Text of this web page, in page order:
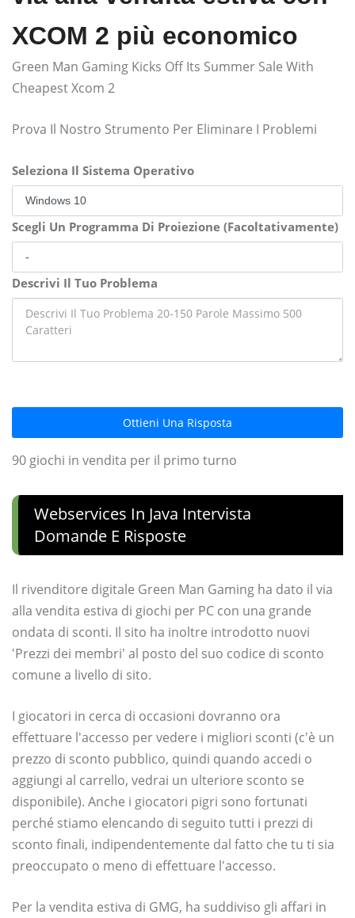
XCOM 2 più economico
Green Man Gaming Kicks Off Its Summer Sale With
Cheapest Xcom 2
Prova Il Nostro Strumento Per Eliminare I Problemi
Seleziona Il Sistema Operativo
Scegli Un Programma Di Proiezione (Facoltativamente)
Descrivi Il Tuo Problema
Ottieni Una Risposta
90 giochi in vendita per il primo turno
Webservices In Java Intervista
Domande E Risposte
Il rivenditore digitale Green Man Gaming ha dato il via
alla vendita estiva di giochi per PC con una grande
ondata di sconti. Il sito ha inoltre introdotto nuovi
'Prezzi dei membri' al posto del suo codice di sconto
comune a livello di sito.
I giocatori in cerca di occasioni dovranno ora
effettuare l'accesso per vedere i migliori sconti (c'è un
prezzo di sconto pubblico, quindi quando accedi o
aggiungi al carrello, vedrai un ulteriore sconto se
disponibile). Anche i giocatori pigri sono fortunati
perché stiamo elencando di seguito tutti i prezzi di
sconto finali, indipendentemente dal fatto che tu ti sia
preoccupato o meno di effettuare l'accesso.
Per la vendita estiva di GMG, ha suddiviso gli affari in